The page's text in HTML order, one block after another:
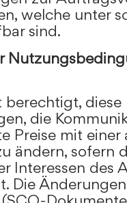
welche unter
sind.
diese
die
Preise mit einer
ändern, sofern
Interessen des
Die